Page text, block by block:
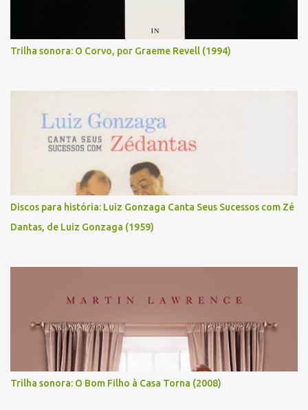
Trilha sonora: O Corvo, por Graeme Revell (1994)
Discos para história: Luiz Gonzaga Canta Seus Sucessos com Zé
Dantas, de Luiz Gonzaga (1959)
Trilha sonora: O Bom Filho à Casa Torna (2008)